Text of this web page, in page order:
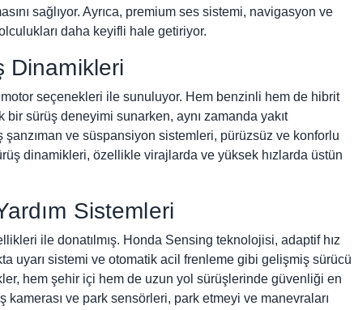
sağlıyor. Ayrıca, premium ses sistemi, navigasyon ve
daha keyifli hale getiriyor.
Dinamikleri
seçenekleri ile sunuluyor. Hem benzinli hem de hibrit
sürüş deneyimi sunarken, aynı zamanda yakıt
ve süspansiyon sistemleri, pürüzsüz ve konforlu
dinamikleri, özellikle virajlarda ve yüksek hızlarda üstün
Sistemleri
ile donatılmış. Honda Sensing teknolojisi, adaptif hız
uyarı sistemi ve otomatik acil frenleme gibi gelişmiş sürücü
hem şehir içi hem de uzun yol sürüşlerinde güvenliği en
kamerası ve park sensörleri, park etmeyi ve manevraları